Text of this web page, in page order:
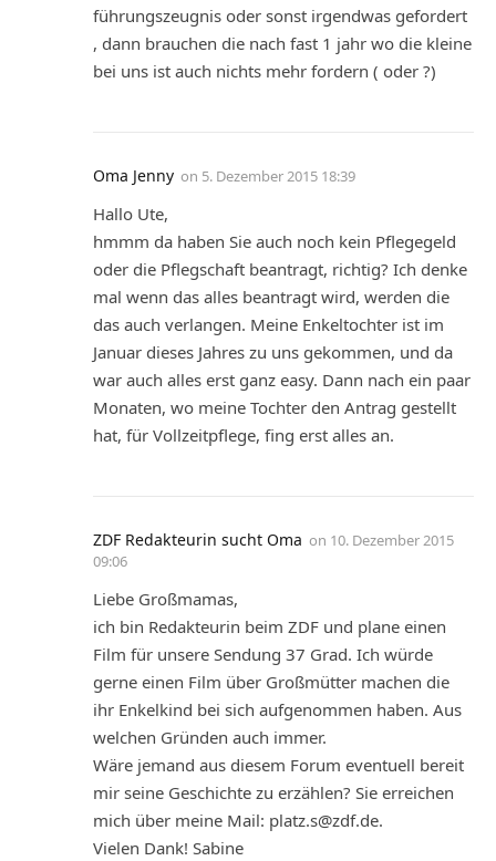
führungszeugnis oder sonst irgendwas gefordert
, dann brauchen die nach fast 1 jahr wo die kleine
bei uns ist auch nichts mehr fordern ( oder ?)
Oma Jenny on 5. Dezember 2015 18:39
Hallo Ute,
hmmm da haben Sie auch noch kein Pflegegeld
oder die Pflegschaft beantragt, richtig? Ich denke
mal wenn das alles beantragt wird, werden die
das auch verlangen. Meine Enkeltochter ist im
Januar dieses Jahres zu uns gekommen, und da
war auch alles erst ganz easy. Dann nach ein paar
Monaten, wo meine Tochter den Antrag gestellt
hat, für Vollzeitpflege, fing erst alles an.
ZDF Redakteurin sucht Oma on 10. Dezember 2015
09:06
Liebe Großmamas,
ich bin Redakteurin beim ZDF und plane einen
Film für unsere Sendung 37 Grad. Ich würde
gerne einen Film über Großmütter machen die
ihr Enkelkind bei sich aufgenommen haben. Aus
welchen Gründen auch immer.
Wäre jemand aus diesem Forum eventuell bereit
mir seine Geschichte zu erzählen? Sie erreichen
mich über meine Mail: platz.s@zdf.de.
Vielen Dank! Sabine